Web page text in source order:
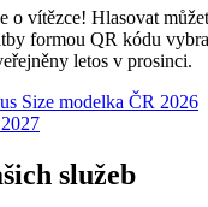
o vítězce! Hlasovat
formou QR kódu
letos v prosinci.
Size modelka ČR 2026
služeb